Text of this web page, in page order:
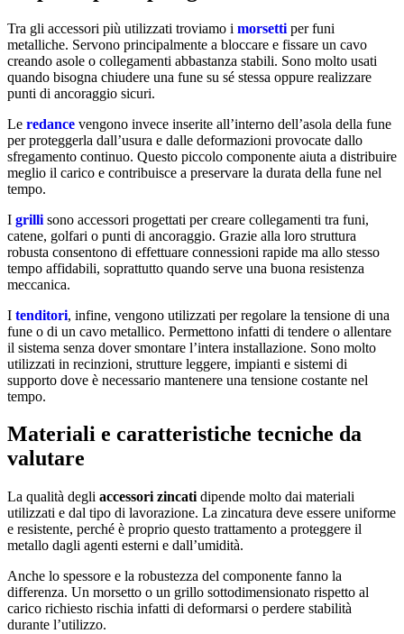
Tra gli accessori più utilizzati troviamo i morsetti per funi
metalliche. Servono principalmente a bloccare e fissare un cavo
creando asole o collegamenti abbastanza stabili. Sono molto usati
quando bisogna chiudere una fune su sé stessa oppure realizzare
punti di ancoraggio sicuri.
Le redance vengono invece inserite all’interno dell’asola della fune
per proteggerla dall’usura e dalle deformazioni provocate dallo
sfregamento continuo. Questo piccolo componente aiuta a distribuire
meglio il carico e contribuisce a preservare la durata della fune nel
tempo.
I grilli sono accessori progettati per creare collegamenti tra funi,
catene, golfari o punti di ancoraggio. Grazie alla loro struttura
robusta consentono di effettuare connessioni rapide ma allo stesso
tempo affidabili, soprattutto quando serve una buona resistenza
meccanica.
I tenditori, infine, vengono utilizzati per regolare la tensione di una
fune o di un cavo metallico. Permettono infatti di tendere o allentare
il sistema senza dover smontare l’intera installazione. Sono molto
utilizzati in recinzioni, strutture leggere, impianti e sistemi di
supporto dove è necessario mantenere una tensione costante nel
tempo.
Materiali e caratteristiche tecniche da
valutare
La qualità degli accessori zincati dipende molto dai materiali
utilizzati e dal tipo di lavorazione. La zincatura deve essere uniforme
e resistente, perché è proprio questo trattamento a proteggere il
metallo dagli agenti esterni e dall’umidità.
Anche lo spessore e la robustezza del componente fanno la
differenza. Un morsetto o un grillo sottodimensionato rispetto al
carico richiesto rischia infatti di deformarsi o perdere stabilità
durante l’utilizzo.